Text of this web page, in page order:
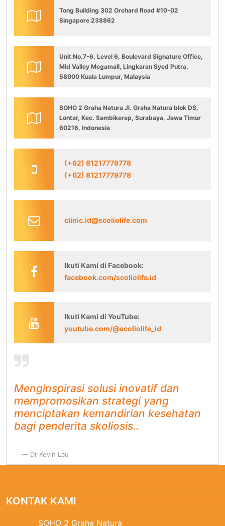
Tong Building 302 Orchard Road #10-02
Singapore 238862
Unit No.7-6, Level 6, Boulevard Signature Office,
Mid Valley Megamall, Lingkaran Syed Putra,
58000 Kuala Lumpur, Malaysia
SOHO 2 Graha Natura Jl. Graha Natura blok DS,
Lontar, Kec. Sambikerep, Surabaya, Jawa Timur
60216, Indonesia
(+62) 81217779778
(+62) 81217779778
clinic.id@scoliolife.com
Ikuti Kami di Facebook:
facebook.com/scoliolife.id
Ikuti Kami di YouTube:
youtube.com/@scoliolife_id
Menginspirasi solusi inovatif dan
mempromosikan strategi yang
menciptakan kemandirian kesehatan
bagi penderita skoliosis..
— Dr Kevin Lau
KONTAK KAMI
SOHO 2 Graha Natura